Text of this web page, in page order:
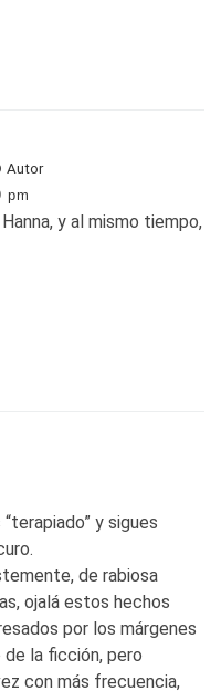
Autor
pm
y al mismo tiempo,
y sigues
de rabiosa
ojalá estos hechos
por los márgenes
de la ficción, pero
con más frecuencia,